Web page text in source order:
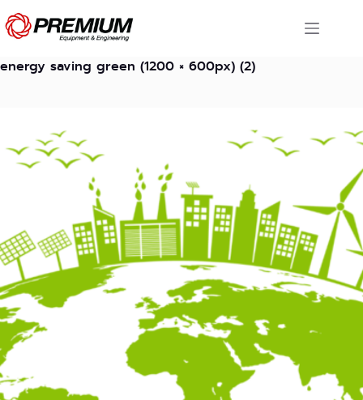
Skip
to
content
energy saving green (1200 × 600px) (2)